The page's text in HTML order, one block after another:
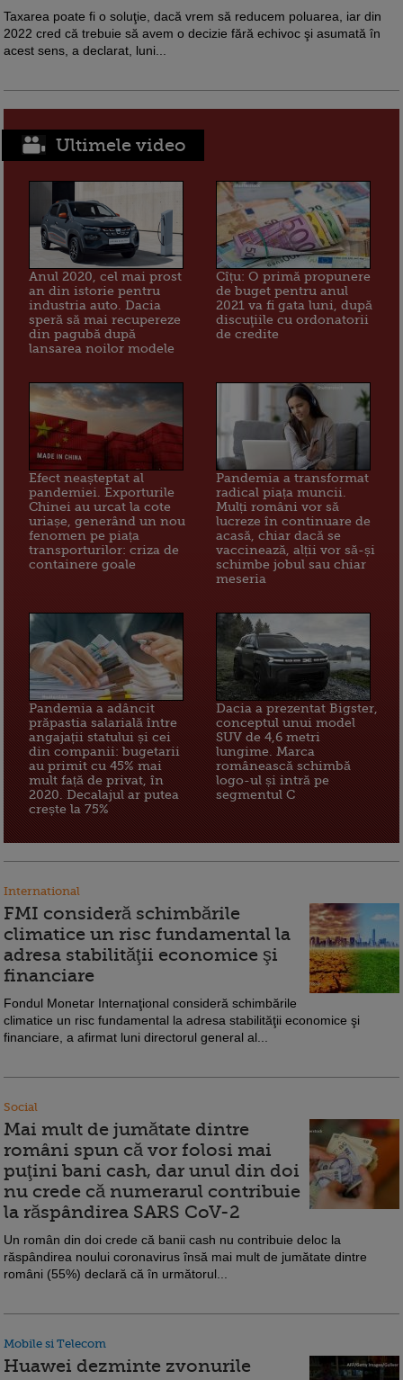
Taxarea poate fi o soluţie, dacă vrem să reducem poluarea, iar din
2022 cred că trebuie să avem o decizie fără echivoc şi asumată în
acest sens, a declarat, luni...
Ultimele video
Anul 2020, cel mai prost
an din istorie pentru
industria auto. Dacia
speră să mai recupereze
din pagubă după
lansarea noilor modele
Cîțu: O primă propunere
de buget pentru anul
2021 va fi gata luni, după
discuţiile cu ordonatorii
de credite
Efect neașteptat al
pandemiei. Exporturile
Chinei au urcat la cote
uriașe, generând un nou
fenomen pe piața
transporturilor: criza de
containere goale
Pandemia a transformat
radical piața muncii.
Mulți români vor să
lucreze în continuare de
acasă, chiar dacă se
vaccinează, alții vor să-și
schimbe jobul sau chiar
meseria
Pandemia a adâncit
prăpastia salarială între
angajații statului și cei
din companii: bugetarii
au primit cu 45% mai
mult față de privat, în
2020. Decalajul ar putea
crește la 75%
Dacia a prezentat Bigster,
conceptul unui model
SUV de 4,6 metri
lungime. Marca
românească schimbă
logo-ul și intră pe
segmentul C
International
FMI consideră schimbările
climatice un risc fundamental la
adresa stabilităţii economice şi
financiare
Fondul Monetar Internaţional consideră schimbările
climatice un risc fundamental la adresa stabilităţii economice şi
financiare, a afirmat luni directorul general al...
Social
Mai mult de jumătate dintre
români spun că vor folosi mai
puţini bani cash, dar unul din doi
nu crede că numerarul contribuie
la răspândirea SARS CoV-2
Un român din doi crede că banii cash nu contribuie deloc la
răspândirea noului coronavirus însă mai mult de jumătate dintre
români (55%) declară că în următorul...
Mobile si Telecom
Huawei dezminte zvonurile